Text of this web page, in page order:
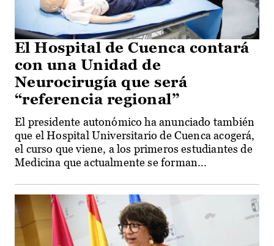
El Hospital de Cuenca contará
con una Unidad de
Neurocirugía que será
“referencia regional”
El presidente autonómico ha anunciado también
que el Hospital Universitario de Cuenca acogerá,
el curso que viene, a los primeros estudiantes de
Medicina que actualmente se forman...